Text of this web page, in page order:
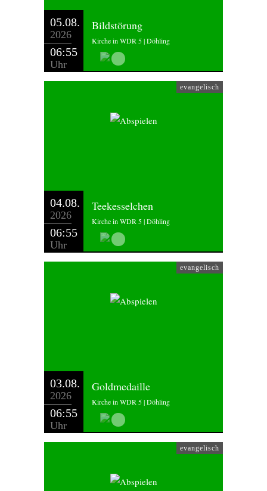
05.08.
2026
06:55
Uhr
Bildstörung
Kirche in WDR 5 | Döhling
evangelisch
04.08.
2026
06:55
Uhr
Teekesselchen
Kirche in WDR 5 | Döhling
evangelisch
03.08.
2026
06:55
Uhr
Goldmedaille
Kirche in WDR 5 | Döhling
evangelisch